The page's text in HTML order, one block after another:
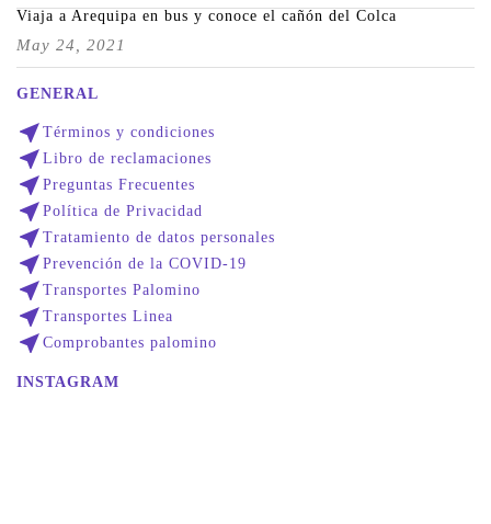
Viaja a Arequipa en bus y conoce el cañón del Colca
May 24, 2021
GENERAL
near_me Términos y condiciones
near_me Libro de reclamaciones
near_me Preguntas Frecuentes
near_me Política de Privacidad
near_me Tratamiento de datos personales
near_me Prevención de la COVID-19
near_me Transportes Palomino
near_me Transportes Linea
near_me Comprobantes palomino
INSTAGRAM